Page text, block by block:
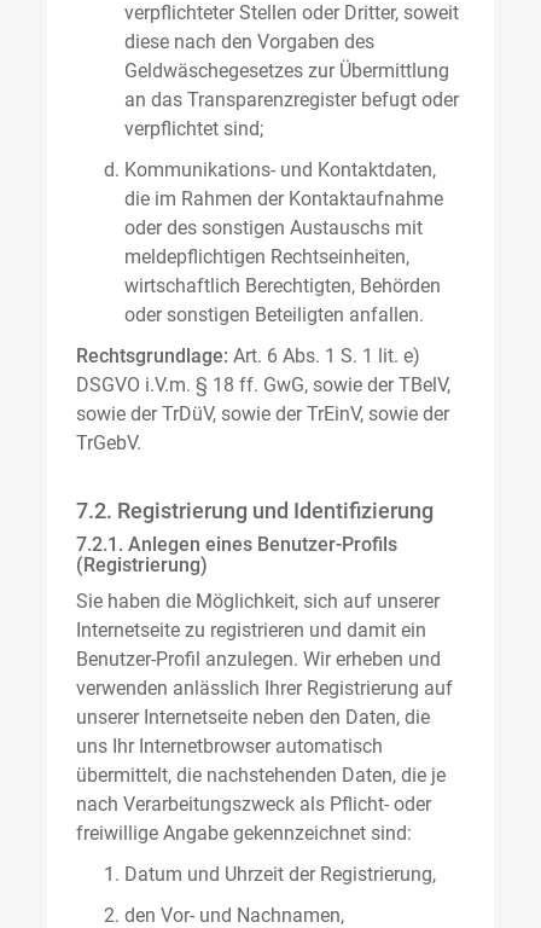
verpflichteter Stellen oder Dritter, soweit
diese nach den Vorgaben des
Geldwäschegesetzes zur Übermittlung
an das Transparenzregister befugt oder
verpflichtet sind;
Kommunikations- und Kontaktdaten,
die im Rahmen der Kontaktaufnahme
oder des sonstigen Austauschs mit
meldepflichtigen Rechtseinheiten,
wirtschaftlich Berechtigten, Behörden
oder sonstigen Beteiligten anfallen.
Rechtsgrundlage: Art. 6 Abs. 1 S. 1 lit. e)
DSGVO i.V.m. § 18 ff. GwG, sowie der TBelV,
sowie der TrDüV, sowie der TrEinV, sowie der
TrGebV.
7.2. Registrierung und Identifizierung
7.2.1. Anlegen eines Benutzer-Profils
(Registrierung)
Sie haben die Möglichkeit, sich auf unserer
Internetseite zu registrieren und damit ein
Benutzer-Profil anzulegen. Wir erheben und
verwenden anlässlich Ihrer Registrierung auf
unserer Internetseite neben den Daten, die
uns Ihr Internetbrowser automatisch
übermittelt, die nachstehenden Daten, die je
nach Verarbeitungszweck als Pflicht- oder
freiwillige Angabe gekennzeichnet sind:
Datum und Uhrzeit der Registrierung,
den Vor- und Nachnamen,